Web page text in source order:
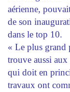
aérienne,
de son
dans le top 10.
« Le plus grand
trouve aussi
qui doit en
travaux ont